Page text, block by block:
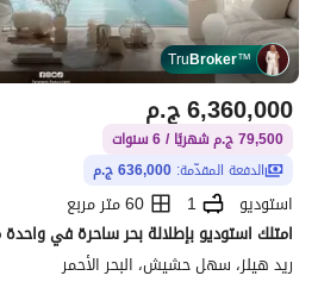
TruBroker™
ج.م6,360,000
79,500 ج.م شهريًا / 6 سنوات
الدفعة المقدّمة: 636,000 ج.م
استوديو 1
60 متر مربع
ريد هيلز، سهل حشيش، البحر الأحمر